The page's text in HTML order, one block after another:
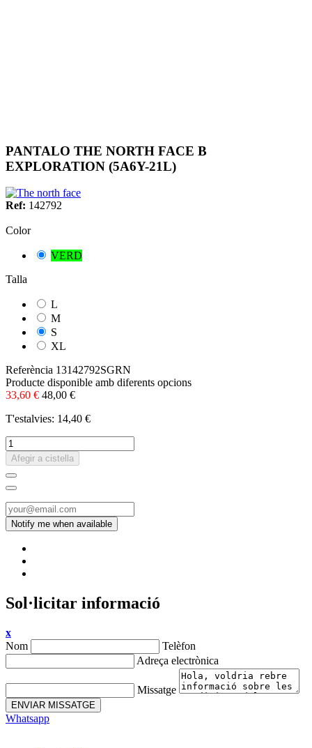
PANTALO THE NORTH FACE B
EXPLORATION (5A6Y-21L)
Ref: 142792
Color
VERD
Talla
L
M
S
XL
Referència 13142792SGRN
Producte disponible amb diferents opcions
33,60 € 48,00 €
T'estalvies: 14,40 €
Afegir a cistella
Sol·licitar informació
x
Nom
Telèfon
Adreça electrònica
Missatge
ENVIAR MISSATGE
Whatsapp